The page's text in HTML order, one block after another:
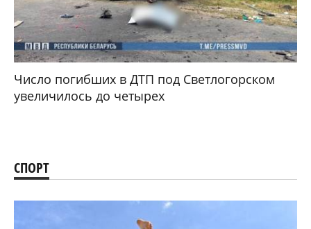
Число погибших в ДТП под Светлогорском
увеличилось до четырех
СПОРТ